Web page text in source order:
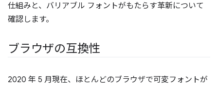
仕組みと、バリアブル フォントがもたらす革新について
確認します。
ブラウザの互換性
2020 年 5 月現在、ほとんどのブラウザで可変フォントが